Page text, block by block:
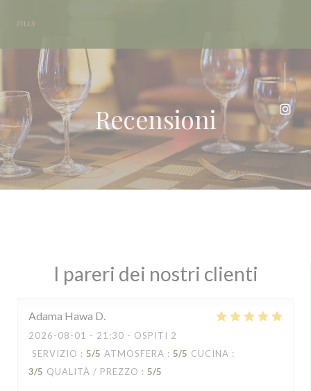
Recensioni
I pareri dei nostri clienti
Adama Hawa D
2026-08-01 - 21:30 - OSPITI 2
SERVIZIO : 5/5 ATMOSFERA : 5/5 CUCINA :
3/5 QUALITÀ / PREZZO : 5/5